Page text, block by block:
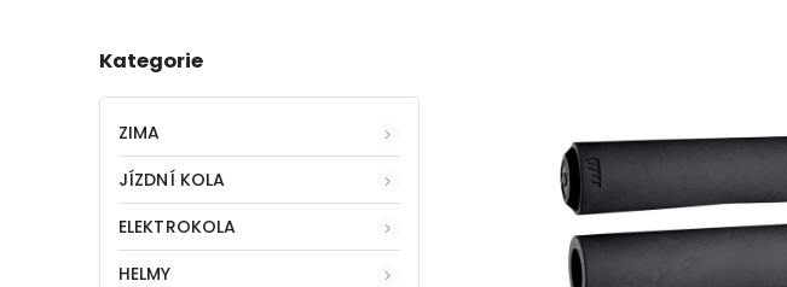
Kategorie
ZIMA
JÍZDNÍ KOLA
ELEKTROKOLA
HELMY